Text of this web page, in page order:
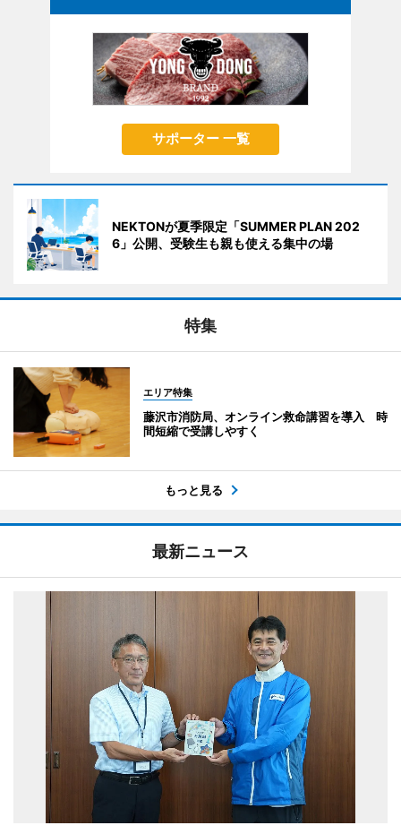
サポーター 一覧
NEKTONが夏季限定「SUMMER PLAN 202
6」公開、受験生も親も使える集中の場
特集
エリア特集
藤沢市消防局、オンライン救命講習を導入 時
間短縮で受講しやすく
もっと見る
最新ニュース